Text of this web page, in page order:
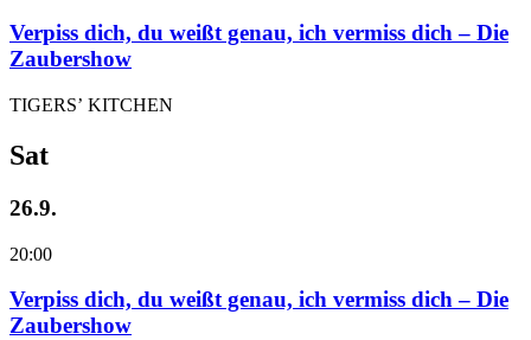
Verpiss dich, du weißt genau, ich vermiss dich – Die
Zaubershow
TIGERS’ KITCHEN
Sat
26.9.
20:00
Verpiss dich, du weißt genau, ich vermiss dich – Die
Zaubershow